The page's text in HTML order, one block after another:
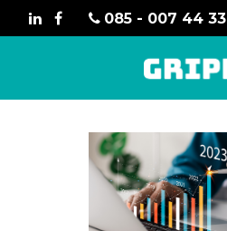
085 - 007 44 33